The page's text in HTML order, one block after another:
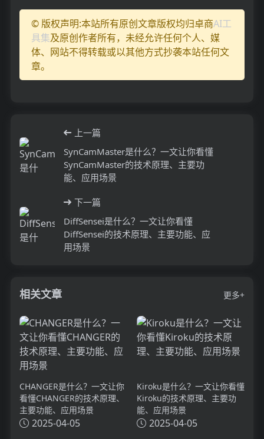
© 版权声明:本站所有原创文章版权均归卓商AI工
具集及原创作者所有，未经允许任何个人、媒
体、网站不得转载或以其他方式抄袭本站任何文
章。
上一篇
SynCamMaster是什么？一文让你看懂
SynCamMaster的技术原理、主要功
能、应用场景
下一篇
DiffSensei是什么？一文让你看懂
DiffSensei的技术原理、主要功能、应
用场景
相关文章 更多+
CHANGER是什么？一文让你
看懂CHANGER的技术原理、
主要功能、应用场景
2025-04-05
Kiroku是什么？一文让你看懂
Kiroku的技术原理、主要功
能、应用场景
2025-04-05